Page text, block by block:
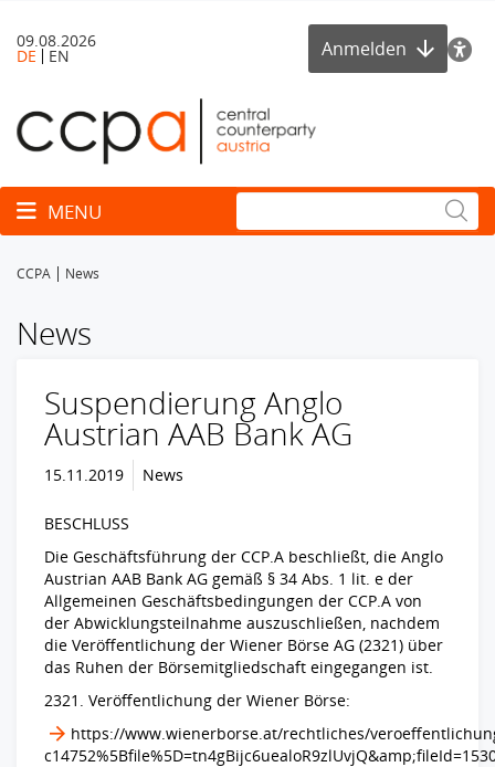
DE EN
09.08.2026 Anmelden
Toggle navigation
MENU
CCPA News
News
Suspendierung Anglo
Austrian AAB Bank AG
15.11.2019 News
BESCHLUSS
Die Geschäftsführung der CCP.A beschließt, die Anglo
Austrian AAB Bank AG gemäß § 34 Abs. 1 lit. e der
Allgemeinen Geschäftsbedingungen der CCP.A von
der Abwicklungsteilnahme auszuschließen, nachdem
die Veröffentlichung der Wiener Börse AG (2321) über
das Ruhen der Börsemitgliedschaft eingegangen ist.
2321. Veröffentlichung der Wiener Börse:
https://www.wienerborse.at/rechtliches/